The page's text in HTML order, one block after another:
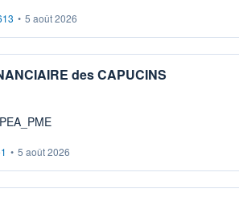
• 5 août 2026
des CAPUCINS
PEA_PME
• 5 août 2026